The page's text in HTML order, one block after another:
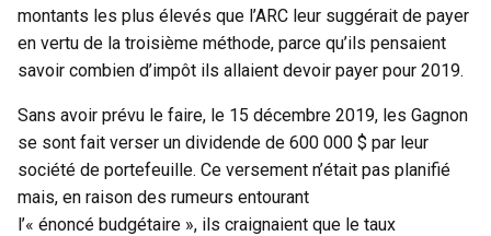
montants les plus élevés que l’ARC leur suggérait de payer
en vertu de la troisième méthode, parce qu’ils pensaient
savoir combien d’impôt ils allaient devoir payer pour 2019.
Sans avoir prévu le faire, le 15 décembre 2019, les Gagnon
se sont fait verser un dividende de 600 000 $ par leur
société de portefeuille. Ce versement n’était pas planifié
mais, en raison des rumeurs entourant
l’« énoncé budgétaire », ils craignaient que le taux